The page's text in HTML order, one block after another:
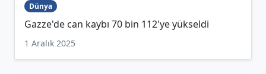
Dünya
Gazze'de can kaybı 70 bin 112'ye yükseldi
1 Aralık 2025